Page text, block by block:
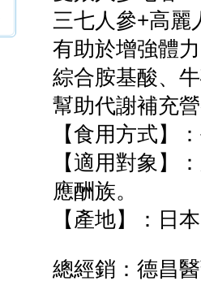
三七人參+高麗
有助於增強體力
綜合胺基酸、
幫助代謝補充
【食用方式】
【適用對象】
應酬族。
【產地】：日本
總經銷：德昌